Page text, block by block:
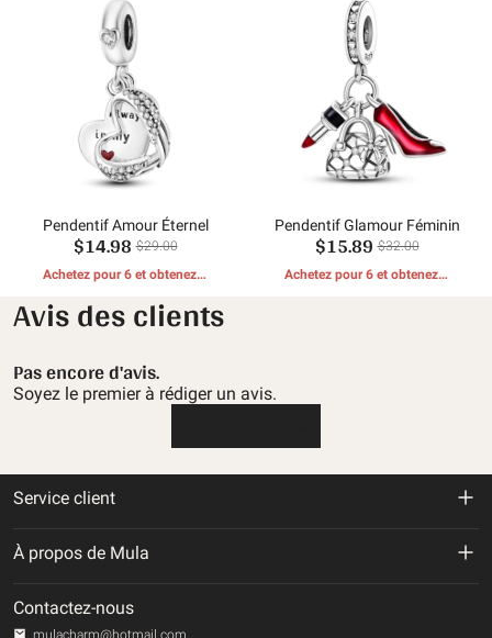
Pendentif Amour Éternel
$14.98 $29.00
Achetez pour 6 et obtenez 1
Pendentif Glamour Féminin
$15.89 $32.00
Achetez pour 6 et obtenez 1
Avis des clients
Pas encore d'avis.
Soyez le premier à rédiger un avis.
Service client
Politique de confidentialité
À propos de Mula
Contactez-nous
mulacharm@hotmail.com